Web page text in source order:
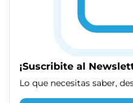
¡Suscribite al
Lo que necesitas saber,